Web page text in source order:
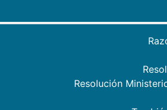
Resolución